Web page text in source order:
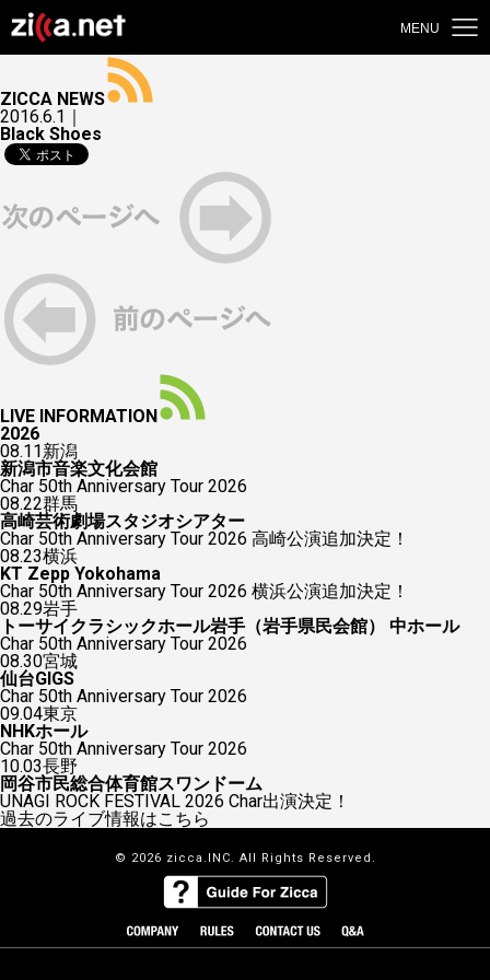
MENU
ZICCA NEWS
2016.6.1｜
Black Shoes
LIVE INFORMATION
2026
08.11新潟
新潟市音楽文化会館
Char 50th Anniversary Tour 2026
08.22群馬
高崎芸術劇場スタジオシアター
Char 50th Anniversary Tour 2026 高崎公演追加決定！
08.23横浜
KT Zepp Yokohama
Char 50th Anniversary Tour 2026 横浜公演追加決定！
08.29岩手
トーサイクラシックホール岩手（岩手県民会館） 中ホール
Char 50th Anniversary Tour 2026
08.30宮城
仙台GIGS
Char 50th Anniversary Tour 2026
09.04東京
NHKホール
Char 50th Anniversary Tour 2026
10.03長野
岡谷市民総合体育館スワンドーム
UNAGI ROCK FESTIVAL 2026 Char出演決定！
過去のライブ情報はこちら
© 2026 zicca.INC. All Rights Reserved.